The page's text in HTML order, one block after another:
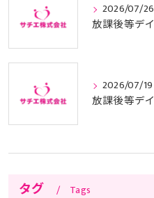
2026/07/26
2026/07/19
タグ Tags